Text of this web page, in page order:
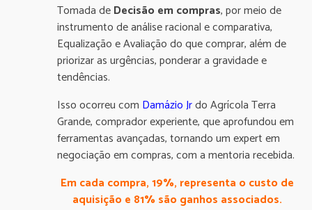
Tomada deDecisão em compras, por meio de
instrumento de análise racional e comparativa,
Equalização e Avaliação do que comprar, além de
priorizar as urgências, ponderar a gravidade e
tendências.
Isso ocorreu com DamázioJrdo Agrícola Terra
Grande, comprador experiente, que aprofundou em
ferramentas avançadas, tornando um expert em
negociação em compras, com a mentoria recebida.
Em cada compra, 19%, representa o custo de
aquisição e 81% são ganhos associados.